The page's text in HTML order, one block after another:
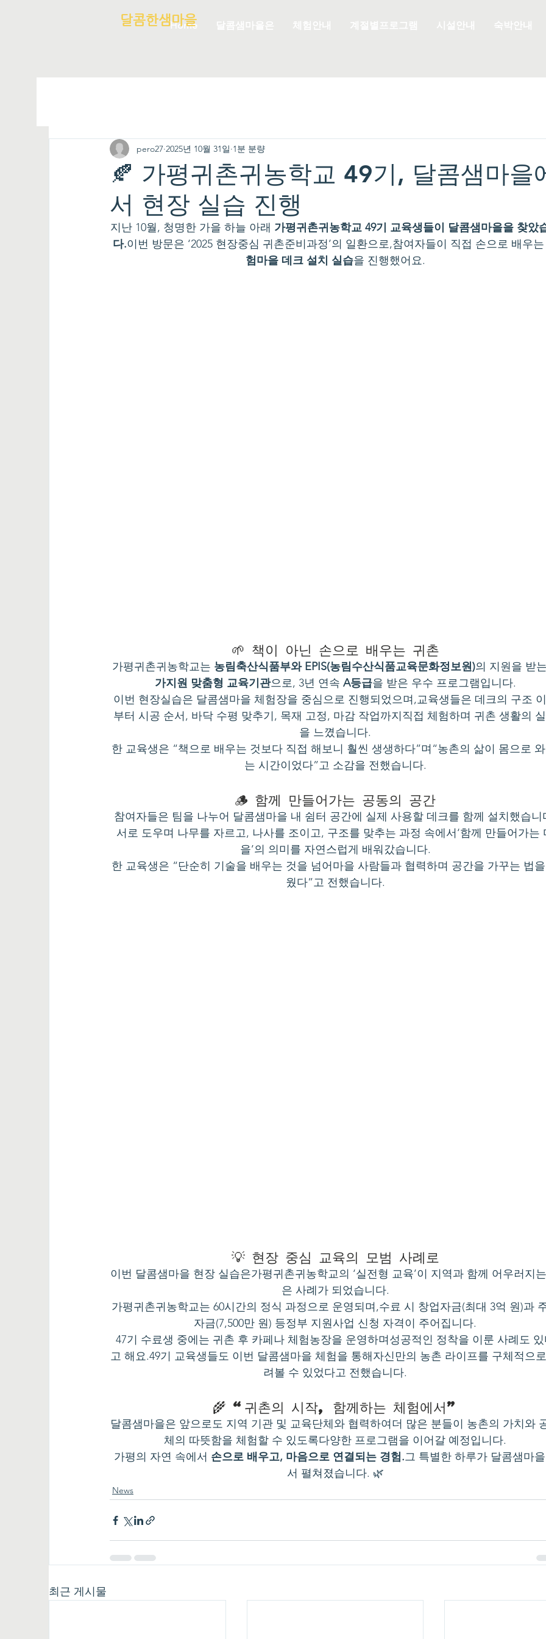
달콤한샘마을
Home
🍂 가평귀촌귀농학교 49기, 달콤샘마을
서 현장 실습 진행
pero27 2025년 10월 31일 1분 분량
지난 10월, 청명한 가을 하늘 아래 가평귀촌귀농학교 49기 교육생들이 달콤샘마을을 찾았
다.이번 방문은 ‘2025 현장중심 귀촌준비과정’의 일환으로,참여자들이 직접 손으로 배우
험마을 데크 설치 실습을 진행했어요.
🌱 책이 아닌 손으로 배우는 귀촌
가평귀촌귀농학교는 농림축산식품부와 EPIS(농림수산식품교육문화정보원)의 지원을 받
가지원 맞춤형 교육기관으로, 3년 연속 A등급을 받은 우수 프로그램입니다.
이번 현장실습은 달콤샘마을 체험장을 중심으로 진행되었으며,교육생들은 데크의 구조
부터 시공 순서, 바닥 수평 맞추기, 목재 고정, 마감 작업까지직접 체험하며 귀촌 생활의
을 느꼈습니다.
한 교육생은 “책으로 배우는 것보다 직접 해보니 훨씬 생생하다”며“농촌의 삶이 몸으로
는 시간이었다”고 소감을 전했습니다.
🪵 함께 만들어가는 공동의 공간
참여자들은 팀을 나누어 달콤샘마을 내 쉼터 공간에 실제 사용할 데크를 함께 설치했습니
서로 도우며 나무를 자르고, 나사를 조이고, 구조를 맞추는 과정 속에서‘함께 만들어가는
을’의 의미를 자연스럽게 배워갔습니다.
한 교육생은 “단순히 기술을 배우는 것을 넘어마을 사람들과 협력하며 공간을 가꾸는 법
웠다”고 전했습니다.
💡 현장 중심 교육의 모범 사례로
이번 달콤샘마을 현장 실습은가평귀촌귀농학교의 ‘실전형 교육’이 지역과 함께 어우러지
은 사례가 되었습니다.
가평귀촌귀농학교는 60시간의 정식 과정으로 운영되며,수료 시 창업자금(최대 3억 원)과
자금(7,500만 원) 등정부 지원사업 신청 자격이 주어집니다.
47기 수료생 중에는 귀촌 후 카페나 체험농장을 운영하며성공적인 정착을 이룬 사례도
고 해요.49기 교육생들도 이번 달콤샘마을 체험을 통해자신만의 농촌 라이프를 구체적으
려볼 수 있었다고 전했습니다.
🌾 “귀촌의 시작, 함께하는 체험에서”
달콤샘마을은 앞으로도 지역 기관 및 교육단체와 협력하여더 많은 분들이 농촌의 가치와
체의 따뜻함을 체험할 수 있도록다양한 프로그램을 이어갈 예정입니다.
가평의 자연 속에서 손으로 배우고, 마음으로 연결되는 경험.그 특별한 하루가 달콤샘마
서 펼쳐졌습니다. 🌿
News
최근 게시물